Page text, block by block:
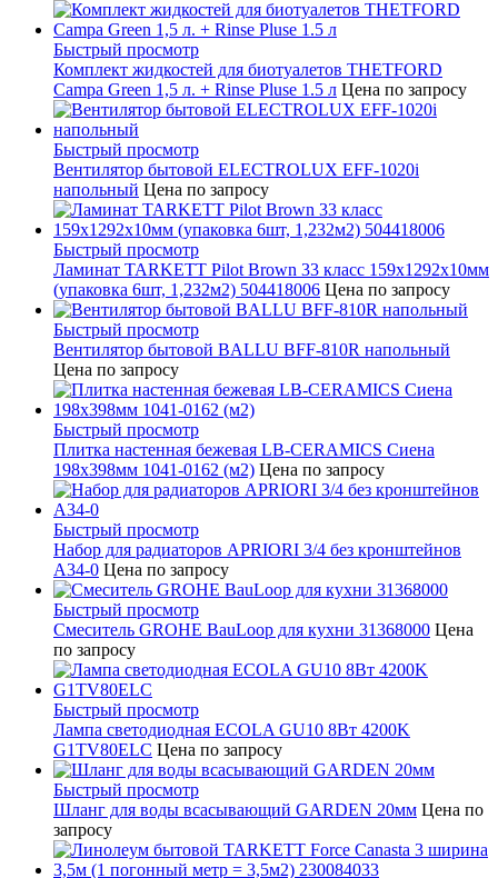
Быстрый просмотр
Комплект жидкостей для биотуалетов THETFORD
Campa Green 1,5 л. + Rinse Pluse 1.5 л Цена по запросу
Быстрый просмотр
Вентилятор бытовой ELECTROLUX EFF-1020i
напольный Цена по запросу
Быстрый просмотр
Ламинат TARKETT Pilot Brown 33 класс 159х1292х10мм
(упаковка 6шт, 1,232м2) 504418006 Цена по запросу
Быстрый просмотр
Вентилятор бытовой BALLU BFF-810R напольный
Цена по запросу
Быстрый просмотр
Плитка настенная бежевая LB-CERAMICS Сиена
198x398мм 1041-0162 (м2) Цена по запросу
Быстрый просмотр
Набор для радиаторов APRIORI 3/4 без кронштейнов
A34-0 Цена по запросу
Быстрый просмотр
Смеситель GROHE BauLoop для кухни 31368000 Цена
по запросу
Быстрый просмотр
Лампа светодиодная ECOLA GU10 8Вт 4200K
G1TV80ELC Цена по запросу
Быстрый просмотр
Шланг для воды всасывающий GARDEN 20мм Цена по
запросу